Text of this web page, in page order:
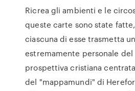
Ricrea gli ambienti e le
queste carte sono state
ciascuna di esse trasmetta
estremamente personale del
prospettiva cristiana
del "mappamundi" di